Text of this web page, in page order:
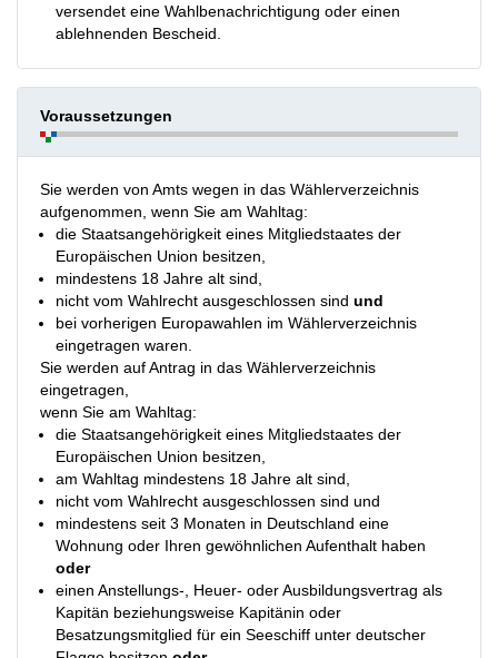
versendet eine Wahlbenachrichtigung oder einen
ablehnenden Bescheid.
Voraussetzungen
Sie werden von Amts wegen in das Wählerverzeichnis
aufgenommen, wenn Sie am Wahltag:
die Staatsangehörigkeit eines Mitgliedstaates der
Europäischen Union besitzen,
mindestens 18 Jahre alt sind,
nicht vom Wahlrecht ausgeschlossen sind und
bei vorherigen Europawahlen im Wählerverzeichnis
eingetragen waren.
Sie werden auf Antrag in das Wählerverzeichnis
eingetragen,
wenn Sie am Wahltag:
die Staatsangehörigkeit eines Mitgliedstaates der
Europäischen Union besitzen,
am Wahltag mindestens 18 Jahre alt sind,
nicht vom Wahlrecht ausgeschlossen sind und
mindestens seit 3 Monaten in Deutschland eine
Wohnung oder Ihren gewöhnlichen Aufenthalt haben
oder
einen Anstellungs-, Heuer- oder Ausbildungsvertrag als
Kapitän beziehungsweise Kapitänin oder
Besatzungsmitglied für ein Seeschiff unter deutscher